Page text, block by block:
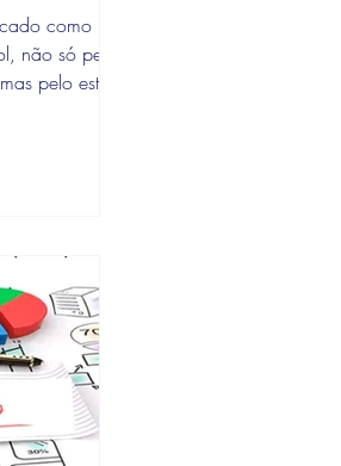
como um
não só pelas
pelo estilo